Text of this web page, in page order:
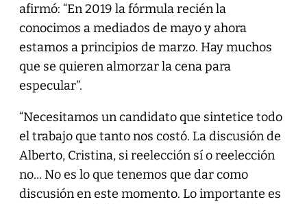
afirmó: “En 2019 la fórmula recién la
conocimos a mediados de mayo y ahora
estamos a principios de marzo. Hay muchos
que se quieren almorzar la cena para
especular”.
“Necesitamos un candidato que sintetice todo
el trabajo que tanto nos costó. La discusión de
Alberto, Cristina, si reelección sí o reelección
no… No es lo que tenemos que dar como
discusión en este momento. Lo importante es